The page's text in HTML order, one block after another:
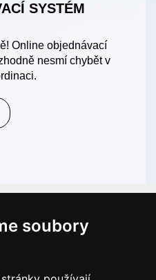
soubory
SYSTÉM
Online objednávací
nesmí chybět v